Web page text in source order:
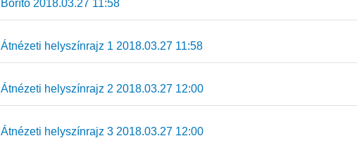
Borító 2018.03.27 11:58
Átnézeti helyszínrajz 1 2018.03.27 11:58
Átnézeti helyszínrajz 2 2018.03.27 12:00
Átnézeti helyszínrajz 3 2018.03.27 12:00